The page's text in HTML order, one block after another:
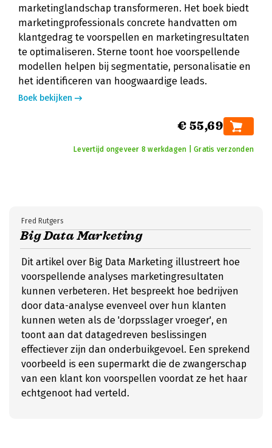
marketinglandschap transformeren. Het boek biedt
marketingprofessionals concrete handvatten om
klantgedrag te voorspellen en marketingresultaten
te optimaliseren. Sterne toont hoe voorspellende
modellen helpen bij segmentatie, personalisatie en
het identificeren van hoogwaardige leads.
Boek bekijken
€ 55,69
Levertijd ongeveer 8 werkdagen | Gratis verzonden
Big Data Marketing
Fred Rutgers
Dit artikel over Big Data Marketing illustreert hoe
voorspellende analyses marketingresultaten
kunnen verbeteren. Het bespreekt hoe bedrijven
door data-analyse evenveel over hun klanten
kunnen weten als de 'dorpsslager vroeger', en
toont aan dat datagedreven beslissingen
effectiever zijn dan onderbuikgevoel. Een sprekend
voorbeeld is een supermarkt die de zwangerschap
van een klant kon voorspellen voordat ze het haar
echtgenoot had verteld.